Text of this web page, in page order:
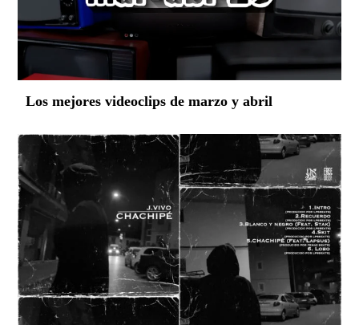
Los mejores videoclips de marzo y abril